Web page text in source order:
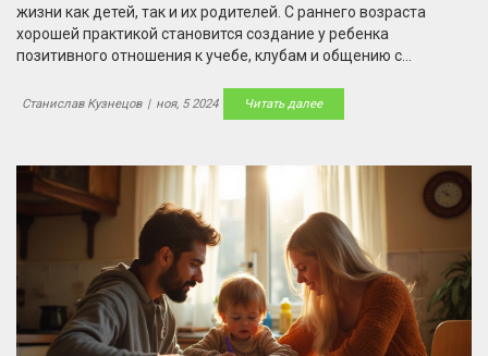
жизни как детей, так и их родителей. С раннего возраста
хорошей практикой становится создание у ребенка
позитивного отношения к учебе, клубам и общению с
навыков, но и эмоциональная готовность. Полезные советы и
интересные факты помогут сделать этот процесс более
Станислав Кузнецов | ноя, 5 2024 Читать далее